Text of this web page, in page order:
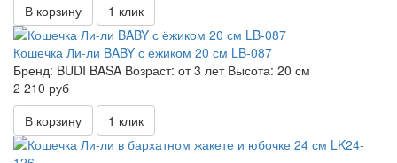
В корзину
1 клик
Кошечка Ли-ли BABY с ёжиком 20 см LB-087
Бренд: BUDI BASA Возраст: от 3 лет Высота: 20 см
2 210 руб
В корзину
1 клик